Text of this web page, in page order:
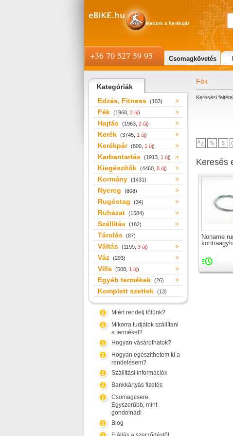
Kategóriák
Edzés, Fitness (103)
Fék (1968, 2 új)
Hajtás (1963, 2 új)
Kerék (3745, 1 új)
Kerékpár (800, 1 új)
Karbantartás (1913, 1 új)
Kiegészítők (4460, 8 új)
Kormány (1431)
Nyereg (808)
Rugóstag (34)
Ruházat (1584)
Szállítás (182)
Tárolás (87)
Váltás (1199, 3 új)
Váz (293)
Villa (508, 1 új)
Egyéb termékek (26)
Komplett szettek (13)
Miért rendelj tőlünk?
Mikorra tudjátok szállítani
a terméket?
Hogyan vásárolhatok?
Hogyan egészíthetem ki a
rendelésem?
Szállítási információk
Bankkártyás fizetés
Csomagcsere.
Egyszerűbb, mint
gondolnád!
Blog
Fék
Keresési
Keresés
Noname
+36 70 527 59 95 Csomagkövetés